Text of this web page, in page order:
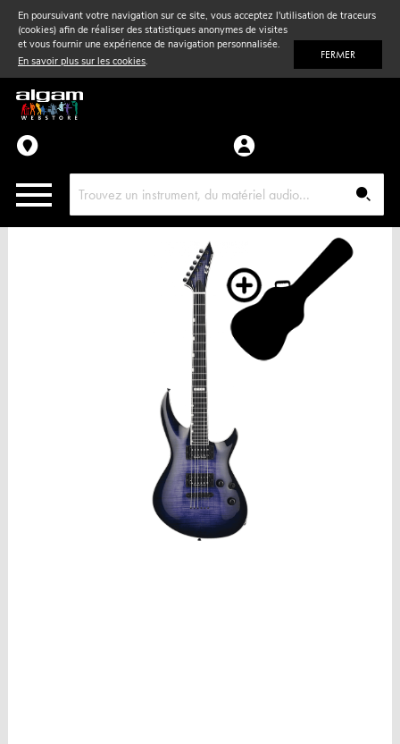
En poursuivant votre navigation sur ce site, vous acceptez l'utilisation de traceurs
(cookies) afin de réaliser des statistiques anonymes de visites
et vous fournir une expérience de navigation personnalisée.
En savoir plus sur les cookies. FERMER
Vent& Violon
Accessoires
Pièces détachées